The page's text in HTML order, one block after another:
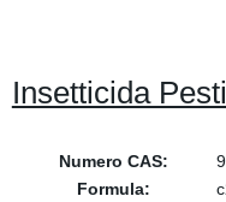
Insetticida
Numero CAS:
Formula: